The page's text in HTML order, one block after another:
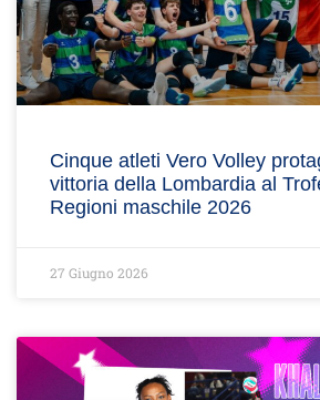
Cinque atleti Vero Volley
vittoria della Lombardia al
Regioni maschile 2026
27 Giugno 2026